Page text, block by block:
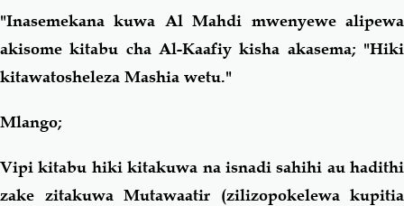
"Inasemekana kuwa Al Mahdi mwenyewe alipewa
akisome kitabu cha Al-Kaafiy kisha akasema; "Hiki
kitawatosheleza Mashia wetu."
Mlango;
Vipi kitabu hiki kitakuwa na isnadi sahihi au hadithi
zake zitakuwa Mutawaatir (zilizopokelewa kupitia